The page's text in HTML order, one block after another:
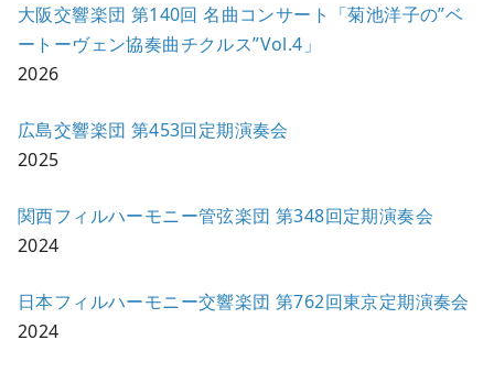
大阪交響楽団 第140回 名曲コンサート「菊池洋子の”ベ
ートーヴェン協奏曲チクルス”Vol.4」
2026
広島交響楽団 第453回定期演奏会
2025
関西フィルハーモニー管弦楽団 第348回定期演奏会
2024
日本フィルハーモニー交響楽団 第762回東京定期演奏会
2024